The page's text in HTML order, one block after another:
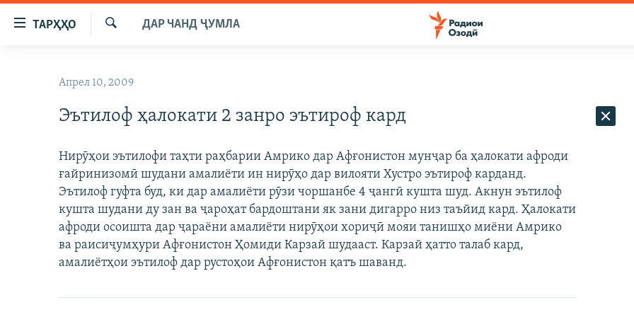
Пайвандҳои
дастрасӣ
ТАРҲҲО
ИҚТИСОД
ҚАЗИЯИ "КРОКУС"
ОСИЁИ МАРКАЗӢ
МЕҲМОНИ ОЗОДӢ
ВАРЗИШ
ГАПИ ОЗОД
РӮЗГОРИ МУҲОҶИР
ТАҲҚИҚОТ
ҶАНГ ДАР УКРАИНА
НАЗАРИ МАРДУМ
БЛОГИСТОН
ОЗОДӢ ОНЛАЙН
ЧАНДРАСОНАӢ
РӮЙХАТҲО
ДАР ЧАНД ҶУМЛА
Апрел 10, 2009
Эътилоф ҳалокати 2 занро эътироф кард
Нирӯҳои эътилофи таҳти раҳбарии Амрико дар Афғонистон мунҷар ба ҳалокати афроди
ғайринизомӣ шудани амалиёти ин нирӯҳо дар вилояти Хустро эътироф карданд.
Эътилоф гуфта буд, ки дар амалиёти рӯзи чоршанбе 4 ҷангӣ кушта шуд. Акнун эътилоф
кушта шудани ду зан ва ҷароҳат бардоштани як зани дигарро низ таъйид кард. Ҳалокати
афроди осоишта дар ҷараёни амалиёти нирӯҳои хориҷӣ мояи танишҳо миёни Амрико
ва раисиҷумҳури Афғонистон Ҳомиди Карзай шудааст. Карзай ҳатто талаб кард,
амалиётҳои эътилоф дар рустоҳои Афғонистон қатъ шаванд.